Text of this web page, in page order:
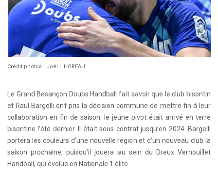
Crédit photos : Joël LIHOREAU
Le Grand Besançon Doubs Handball fait savoir que le club bisontin
et Raul Bargelli ont pris la décision commune de mettre fin à leur
collaboration en fin de saison. le jeune pivot était arrivé en terre
bisontine l’été dernier. Il était sous contrat jusqu’en 2024. Bargelli
portera les couleurs d’une nouvelle région et d’un nouveau club la
saison prochaine, puisqu’il jouera au sein du Dreux Vernouillet
Handball, qui évolue en Nationale 1 élite.